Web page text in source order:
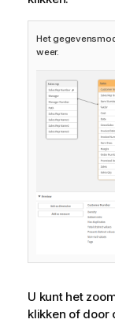
Het
weer.
U kunt het
klikken of door